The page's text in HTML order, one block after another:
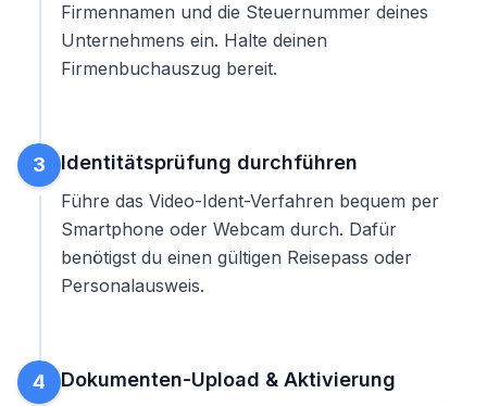
Firmennamen und die Steuernummer deines
Unternehmens ein. Halte deinen
Firmenbuchauszug bereit.
3 Identitätsprüfung durchführen
Führe das Video-Ident-Verfahren bequem per
Smartphone oder Webcam durch. Dafür
benötigst du einen gültigen Reisepass oder
Personalausweis.
4 Dokumenten-Upload & Aktivierung